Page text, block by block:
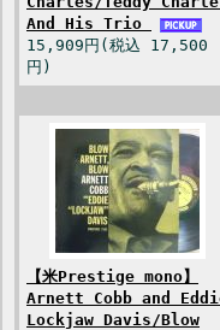
And His Trio
15,909円(税込 17,500
円)
【米Prestige mono】
Arnett Cobb and
Lockjaw Davis/Blow